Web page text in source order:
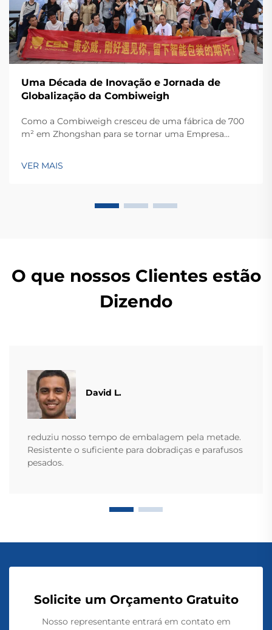
Uma Década de Inovação e Jornada de
Globalização da Combiweigh
Como a Combiweigh cresceu de uma fábrica de 700
m² em Zhongshan para se tornar uma Empresa
pesagem — solicite ainda hoje uma consulta global
VER MAIS
O que nossos Clientes estão
Dizendo
David L.
reduziu nosso tempo de embalagem pela metade.
Resistente o suficiente para dobradiças e parafusos
pesados.
Solicite um Orçamento Gratuito
Nosso representante entrará em contato em